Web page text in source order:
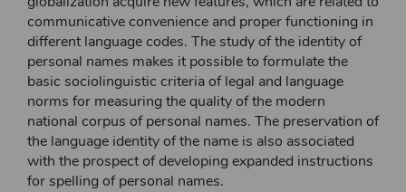
communicative convenience and proper functioning in
different language codes. The study of the identity of
personal names makes it possible to formulate the
basic sociolinguistic criteria of legal and language
norms for measuring the quality of the modern
national corpus of personal names. The preservation of
the language identity of the name is also associated
with the prospect of developing expanded instructions
for spelling of personal names.